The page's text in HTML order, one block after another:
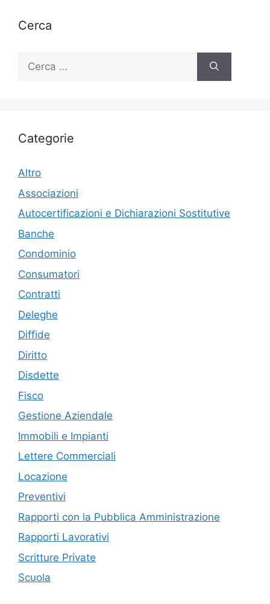
Cerca
Ricerca
Categorie
Altro
Associazioni
Autocertificazioni e Dichiarazioni Sostitutive
Banche
Condominio
Consumatori
Contratti
Deleghe
Diffide
Diritto
Disdette
Fisco
Gestione Aziendale
Immobili e Impianti
Lettere Commerciali
Locazione
Preventivi
Rapporti con la Pubblica Amministrazione
Rapporti Lavorativi
Scritture Private
Scuola